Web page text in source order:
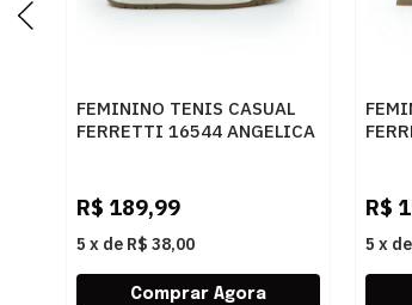
FEMININO TENIS CASUAL
FERRETTI 16544 ANGELICA
R$ 189,99
5 x de R$ 38,00
R$
5 x de